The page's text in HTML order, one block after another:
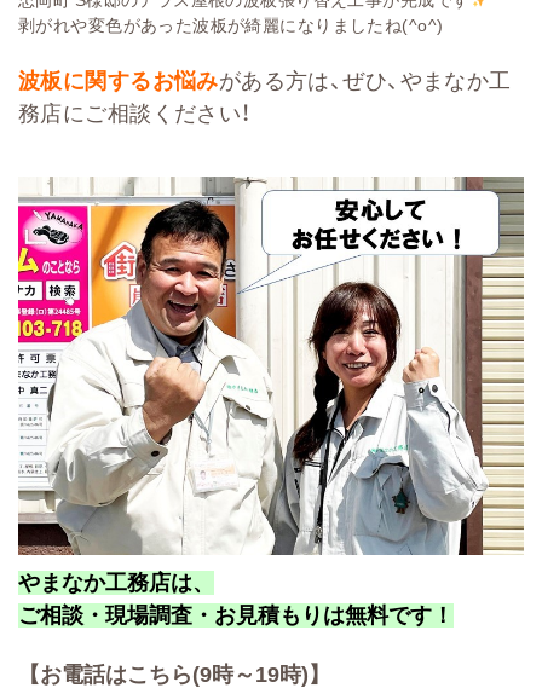
剥がれや変色があった波板が綺麗になりましたね(^o^)
波板に関するお悩みがある方は、ぜひ、やまなか工
務店にご相談ください！
やまなか工務店は、
ご相談・現場調査・お見積もりは無料です！
【お電話はこちら(9時～19時)】